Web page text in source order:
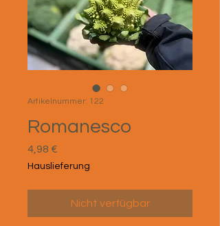
Artikelnummer: 122
Romanesco
4,98 €
Hauslieferung
Nicht verfügbar